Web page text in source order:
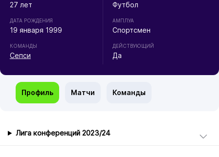
27 лет
ДАТА РОЖДЕНИЯ
19 января 1999
КОМАНДЫ
Сепси
Футбол
АМПЛУА
Спортсмен
ДЕЙСТВУЮЩИЙ
Да
Профиль Матчи Команды
Лига конференций 2023/24